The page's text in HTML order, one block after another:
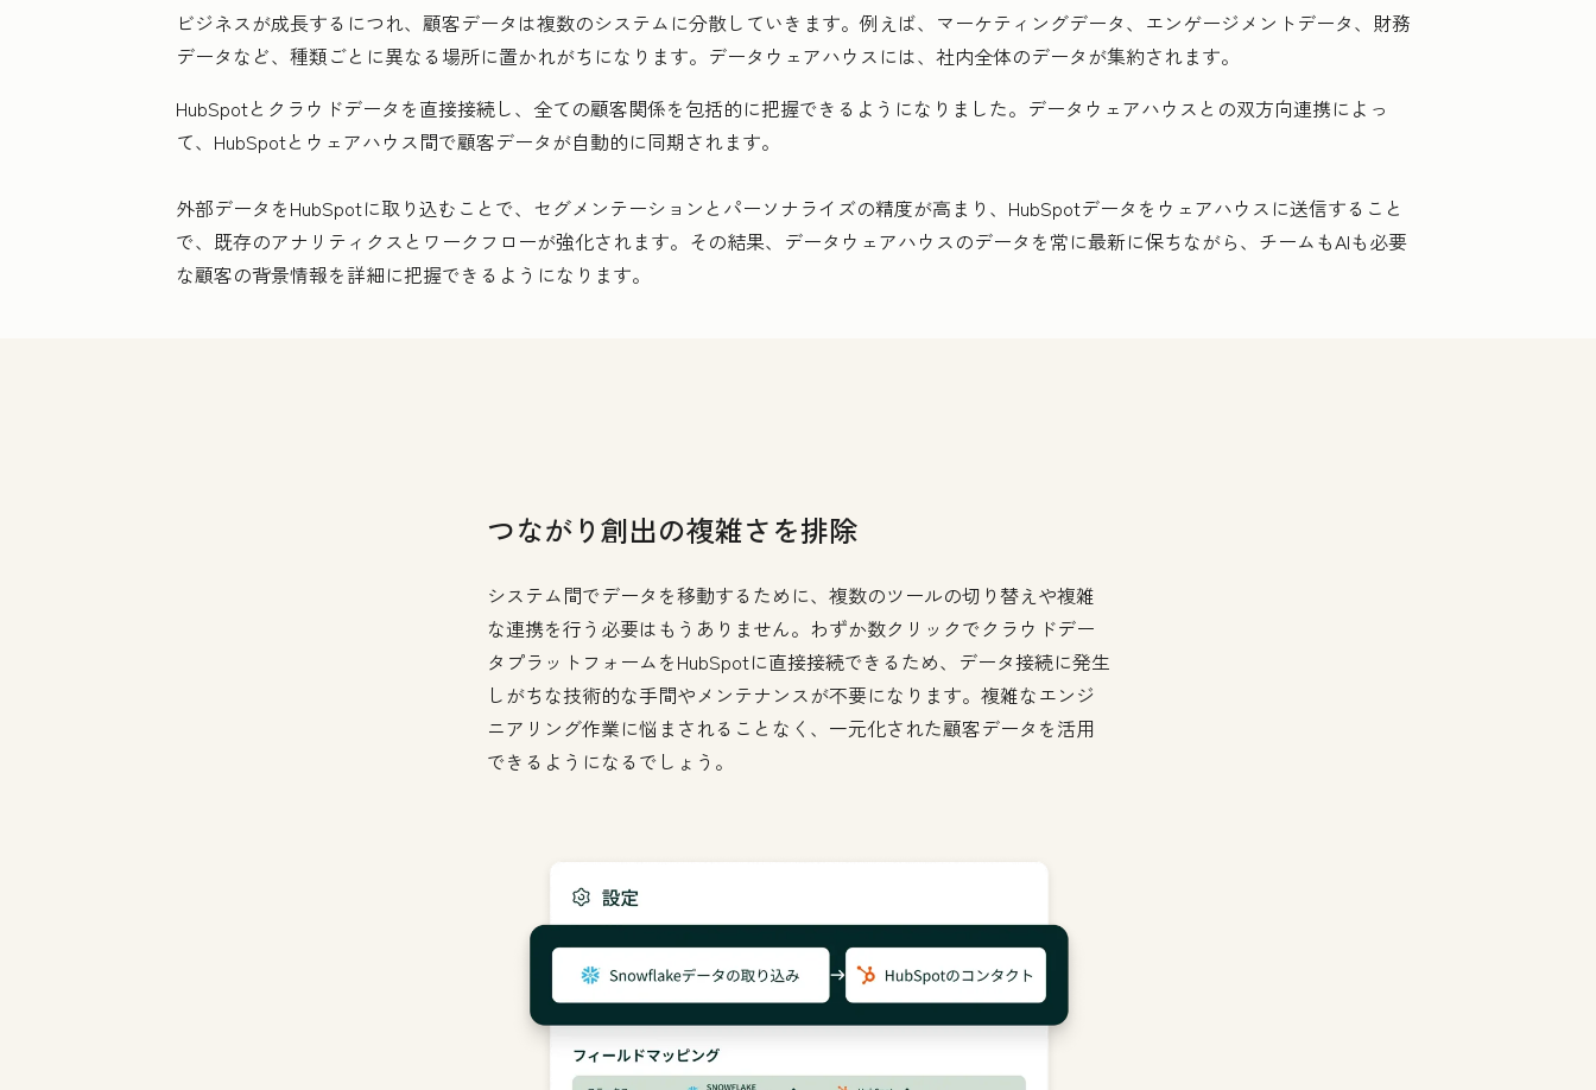
ビジネスが成長するにつれ、顧客データは複数のシステムに分散していきます。例えば、マーケティングデータ、エンゲージメントデータ、財務
データなど、種類ごとに異なる場所に置かれがちになります。データウェアハウスには、社内全体のデータが集約されます。
HubSpotとクラウドデータを直接接続し、全ての顧客関係を包括的に把握できるようになりました。データウェアハウスとの双方向連携によっ
て、HubSpotとウェアハウス間で顧客データが自動的に同期されます。
外部データをHubSpotに取り込むことで、セグメンテーションとパーソナライズの精度が高まり、HubSpotデータをウェアハウスに送信すること
で、既存のアナリティクスとワークフローが強化されます。その結果、データウェアハウスのデータを常に最新に保ちながら、チームもAIも必要
な顧客の背景情報を詳細に把握できるようになります。
つながり創出の複雑さを排除
システム間でデータを移動するために、複数のツールの切り替えや複雑
な連携を行う必要はもうありません。わずか数クリックでクラウドデー
タプラットフォームをHubSpotに直接接続できるため、データ接続に発生
しがちな技術的な手間やメンテナンスが不要になります。複雑なエンジ
ニアリング作業に悩まされることなく、一元化された顧客データを活用
できるようになるでしょう。